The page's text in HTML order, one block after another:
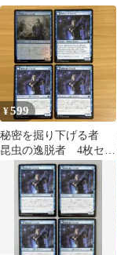
¥599
秘密を掘り下げる者
昆虫の逸脱者 4枚セッ
ト(1枚foil)